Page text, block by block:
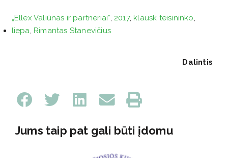
„Ellex Valiūnas ir partneriai“, 2017, klausk teisininko,
liepa, Rimantas Stanevičius
Dalintis
Jums taip pat gali būti įdomu